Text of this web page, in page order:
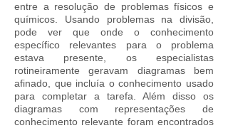
entre a resolução de problemas físicos e
químicos. Usando problemas na divisão,
pode ver que onde o conhecimento
específico relevantes para o problema
estava presente, os especialistas
rotineiramente geravam diagramas bem
afinado, que incluía o conhecimento usado
para completar a tarefa. Além disso os
diagramas com representações de
conhecimento relevante foram encontrados